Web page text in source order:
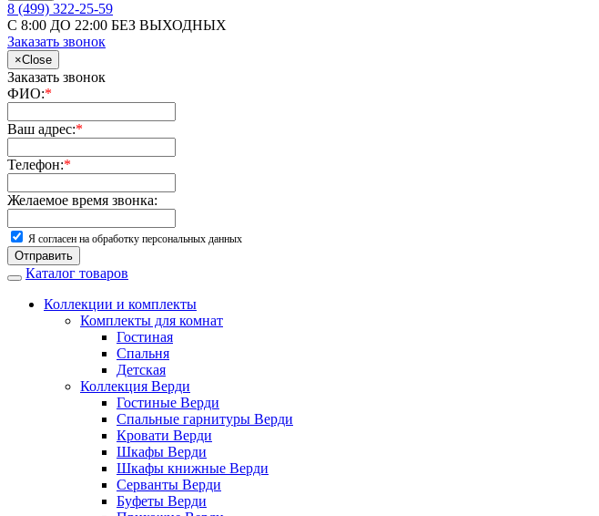
8 (499) 322-25-59
С 8:00 ДО 22:00 БЕЗ ВЫХОДНЫХ
Заказать звонок
×Close
Заказать звонок
ФИО:*
Ваш адрес:*
Телефон:*
Желаемое время звонка:
Я согласен на обработку персональных данных
Отправить
Каталог товаров
Коллекции и комплекты
Комплекты для комнат
Гостиная
Спальня
Детская
Коллекция Верди
Гостиные Верди
Спальные гарнитуры Верди
Кровати Верди
Шкафы Верди
Шкафы книжные Верди
Серванты Верди
Буфеты Верди